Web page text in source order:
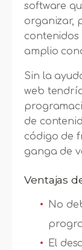
software
organizar,
contenidos
amplio
Sin la
web
de
código de
ganga de
Ventajas
No
El